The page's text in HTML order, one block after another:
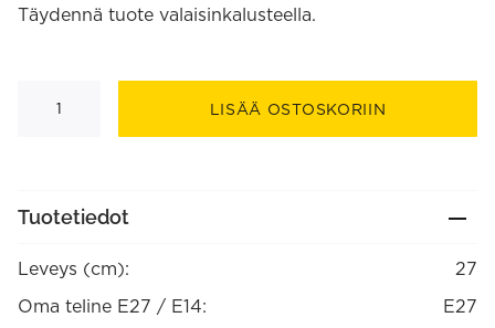
Täydennä tuote valaisinkalusteella.
LISÄÄ OSTOSKORIIN
Tuotetiedot
Leveys (cm):
27
Oma teline E27 / E14:
E27